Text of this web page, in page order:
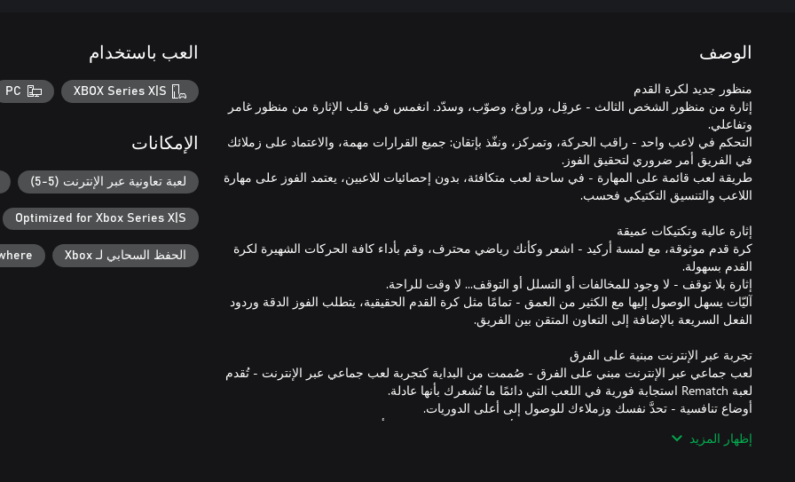
الوصف
إثارة من منظور الشخص الثالث - عرقِل، وراوغ، وصوّب، وسدّد. انغمس في قلب الإثارة من منظور غامر
التحكم في لاعب واحد - راقب الحركة، وتمركز، ونفّذ بإتقان: جميع القرارات مهمة، والاعتماد على زملائك
طريقة لعب قائمة على المهارة - في ساحة لعب متكافئة، بدون إحصائيات للاعبين، يعتمد الفوز على مهارة
كرة قدم موثوقة، مع لمسة أركيد - اشعر وكأنك رياضي محترف، وقم بأداء كافة الحركات الشهيرة لكرة
آليّات يسهل الوصول إليها مع الكثير من العمق - تمامًا مثل كرة القدم الحقيقية، يتطلب الفوز الدقة وردود
لعب جماعي عبر الإنترنت مبني على الفرق - صُممت من البداية كتجربة لعب جماعي عبر الإنترنت - تُقدم
محتوى موسمي - هناك دائمًا شيء جديد على الأبواب. سيشهد كل موسم أنماط لعب جديدة وإضافة المزيد
من المحتوى الشكلي.
إظهار المزيد
العب باستخدام
XBOX Series X|S
PC
الإمكانات
لعبة تعاونية عبر الإنترنت (5-5)
Optimized for Xbox Series X|S
الحفظ السحابي لـ Xbox